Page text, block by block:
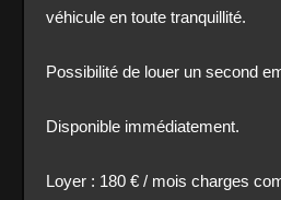
véhicule en toute tranquillité.
Possibilité de louer un second
Disponible immédiatement.
Loyer : 180 € / mois charges